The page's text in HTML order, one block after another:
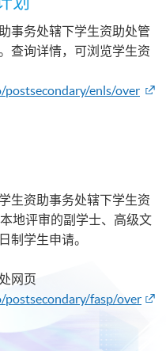
事务处辖下学生资助处管
查询详情，可浏览学生资
enls/over
生资助事务处辖下学生资
地评审的副学士、高级文
制学生申请。
网页
postsecondary/fasp/over